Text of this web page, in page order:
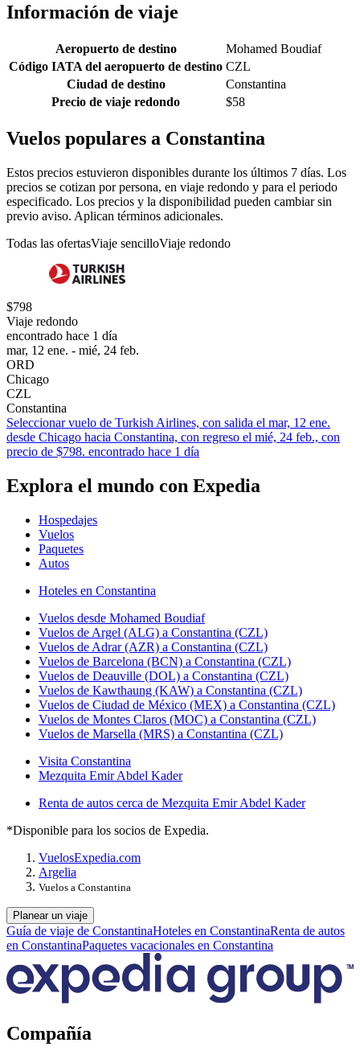
Información de viaje
Aeropuerto de destino
Mohamed Boudiaf
Código IATA del aeropuerto de destino CZL
Ciudad de destino
Constantina
Precio de viaje redondo
$58
Vuelos populares a Constantina
Estos precios estuvieron disponibles durante los últimos 7 días. Los
precios se cotizan por persona, en viaje redondo y para el periodo
especificado. Los precios y la disponibilidad pueden cambiar sin
previo aviso. Aplican términos adicionales.
Todas las ofertasViaje sencilloViaje redondo
$798
Viaje redondo
encontrado hace 1 día
mar, 12 ene. - mié, 24 feb.
ORD
Chicago
CZL
Constantina
Seleccionar vuelo de Turkish Airlines, con salida el mar, 12 ene.
desde Chicago hacia Constantina, con regreso el mié, 24 feb., con
precio de $798. encontrado hace 1 día
Explora el mundo con Expedia
Hospedajes
Vuelos
Paquetes
Autos
Hoteles en Constantina
Vuelos desde Mohamed Boudiaf
Vuelos de Argel (ALG) a Constantina (CZL)
Vuelos de Adrar (AZR) a Constantina (CZL)
Vuelos de Barcelona (BCN) a Constantina (CZL)
Vuelos de Deauville (DOL) a Constantina (CZL)
Vuelos de Kawthaung (KAW) a Constantina (CZL)
Vuelos de Ciudad de México (MEX) a Constantina (CZL)
Vuelos de Montes Claros (MOC) a Constantina (CZL)
Vuelos de Marsella (MRS) a Constantina (CZL)
Visita Constantina
Mezquita Emir Abdel Kader
Renta de autos cerca de Mezquita Emir Abdel Kader
*Disponible para los socios de Expedia.
VuelosExpedia.com
Argelia
Vuelos a Constantina
Planear un viaje
Guía de viaje de ConstantinaHoteles en ConstantinaRenta de autos
en ConstantinaPaquetes vacacionales en Constantina
Compañía